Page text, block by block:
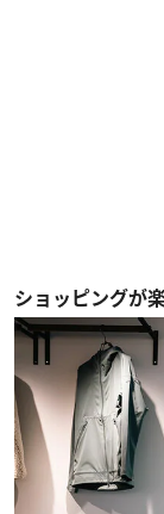
ショッピングが